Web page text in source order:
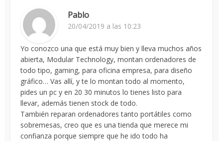
Pablo
20/04/2019 a las 10:23
Yo conozco una que está muy bien y lleva muchos años
abierta, Modular Technology, montan ordenadores de
todo tipo, gaming, para oficina empresa, para diseño
gráfico… Vas allí, y te lo montan todo al momento,
pides un pc y en 20 30 minutos lo tienes listo para
llevar, además tienen stock de todo.
También reparan ordenadores tanto portátiles como
sobremesas, creo que es una tienda que merece mi
confianza porque siempre que he ido todo ha